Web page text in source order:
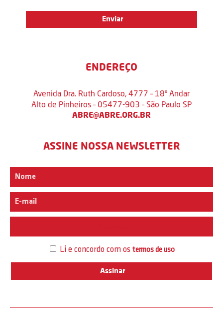
ENDEREÇO
Avenida Dra. Ruth Cardoso, 4777 – 18º Andar
Alto de Pinheiros – 05477-903 – São Paulo SP
ABRE@ABRE.ORG.BR
ASSINE NOSSA NEWSLETTER
Li e concordo com os termos de uso